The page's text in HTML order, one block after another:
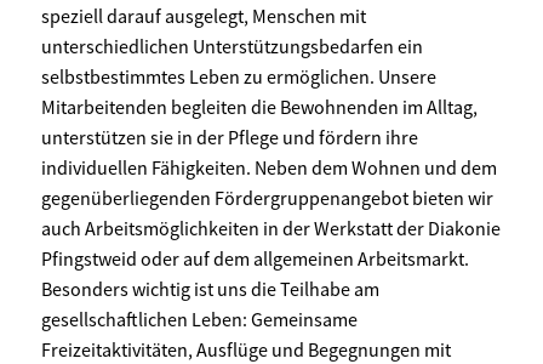
speziell darauf ausgelegt, Menschen mit
unterschiedlichen Unterstützungsbedarfen ein
selbstbestimmtes Leben zu ermöglichen. Unsere
Mitarbeitenden begleiten die Bewohnenden im Alltag,
unterstützen sie in der Pflege und fördern ihre
individuellen Fähigkeiten. Neben dem Wohnen und dem
gegenüberliegenden Fördergruppenangebot bieten wir
auch Arbeitsmöglichkeiten in der Werkstatt der Diakonie
Pfingstweid oder auf dem allgemeinen Arbeitsmarkt.
Besonders wichtig ist uns die Teilhabe am
gesellschaftlichen Leben: Gemeinsame
Freizeitaktivitäten, Ausflüge und Begegnungen mit